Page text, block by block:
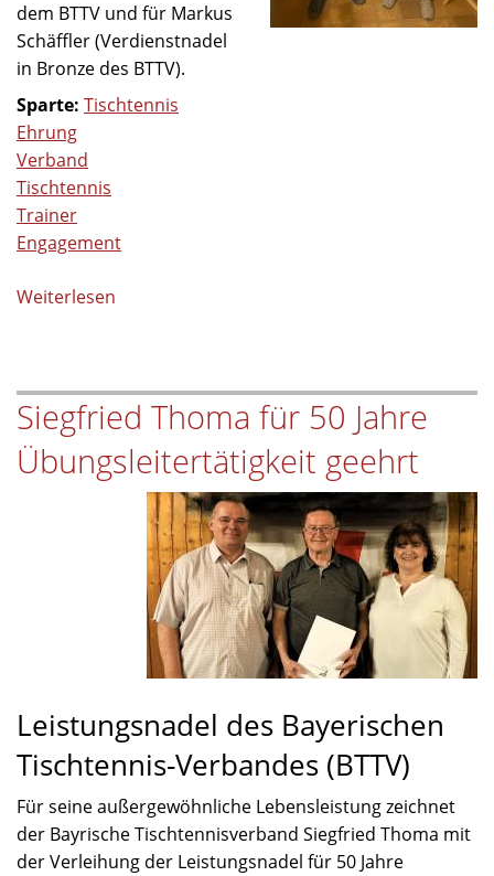
dem BTTV und für Markus
Schäffler (Verdienstnadel
in Bronze des BTTV).
Sparte: Tischtennis
Ehrung
Verband
Tischtennis
Trainer
Engagement
Weiterlesen
des
BTTV
Siegfried Thoma für 50 Jahre
Übungsleitertätigkeit geehrt
Leistungsnadel des Bayerischen
Tischtennis-Verbandes (BTTV)
Für seine außergewöhnliche Lebensleistung zeichnet
der Bayrische Tischtennisverband Siegfried Thoma mit
der Verleihung der Leistungsnadel für 50 Jahre